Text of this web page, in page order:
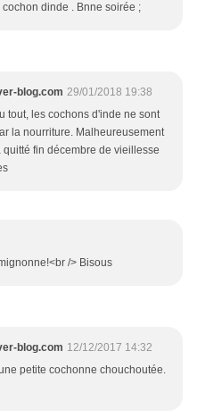
dinde . Bnne soirée ;
blog.com 29/01/2018 19:38
tout, les cochons d'inde ne sont
la nourriture. Malheureusement
fin décembre de vieillesse
/> Bisous
blog.com 12/12/2017 14:32
petite cochonne chouchoutée.